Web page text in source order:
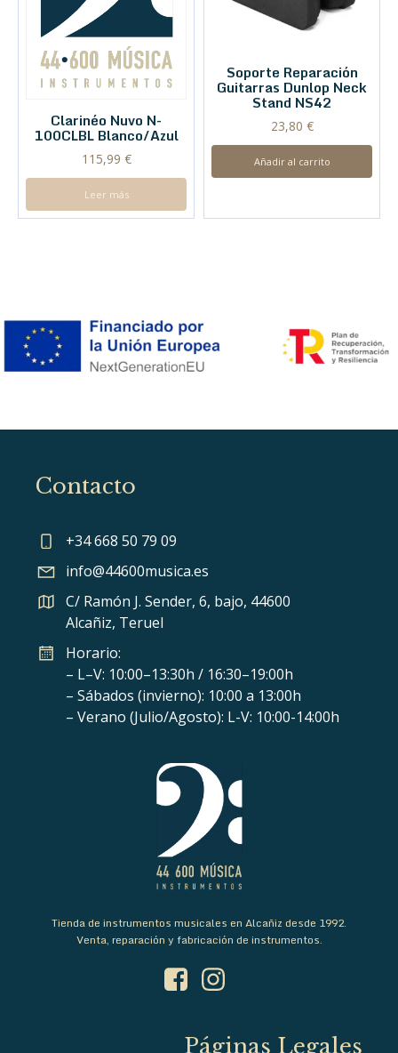
Clarinéo Nuvo N-
100CLBL Blanco/Azul
115,99 €
Leer más
Soporte Reparación
Guitarras Dunlop Neck
Stand NS42
23,80 €
Añadir al carrito
Contacto
+34 668 50 79 09
info@44600musica.es
C/ Ramón J. Sender, 6, bajo, 44600
Alcañiz, Teruel
Horario:
– L–V: 10:00–13:30h / 16:30–19:00h
– Sábados (invierno): 10:00 a 13:00h
– Verano (Julio/Agosto): L-V: 10:00-14:00h
Tienda de instrumentos musicales en Alcañiz desde 1992.
Venta, reparación y fabricación de instrumentos.
Páginas Legales